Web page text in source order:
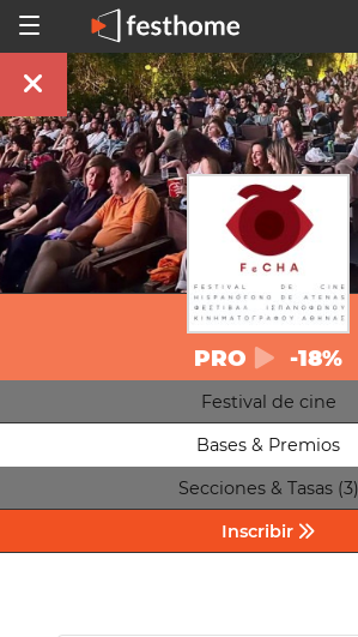
PRO -18%
Festival de cine
Bases & Premios
Secciones & Tasas (3)
Inscribir